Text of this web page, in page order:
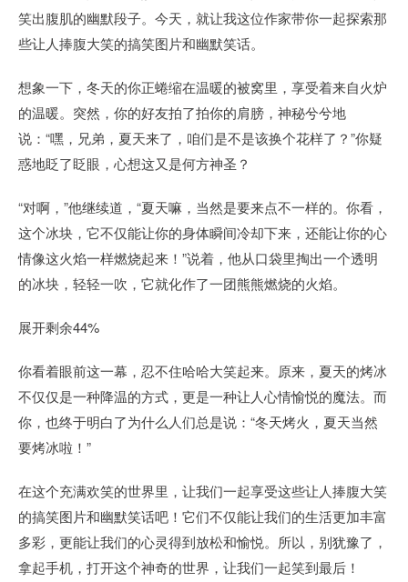
笑出腹肌的幽默段子。今天，就让我这位作家带你一起探索那
些让人捧腹大笑的搞笑图片和幽默笑话。
想象一下，冬天的你正蜷缩在温暖的被窝里，享受着来自火炉
的温暖。突然，你的好友拍了拍你的肩膀，神秘兮兮地
说：“嘿，兄弟，夏天来了，咱们是不是该换个花样了？”你疑
惑地眨了眨眼，心想这又是何方神圣？
“对啊，”他继续道，“夏天嘛，当然是要来点不一样的。你看，
这个冰块，它不仅能让你的身体瞬间冷却下来，还能让你的心
情像这火焰一样燃烧起来！”说着，他从口袋里掏出一个透明
的冰块，轻轻一吹，它就化作了一团熊熊燃烧的火焰。
展开剩余44%
你看着眼前这一幕，忍不住哈哈大笑起来。原来，夏天的烤冰
不仅仅是一种降温的方式，更是一种让人心情愉悦的魔法。而
你，也终于明白了为什么人们总是说：“冬天烤火，夏天当然
要烤冰啦！”
在这个充满欢笑的世界里，让我们一起享受这些让人捧腹大笑
的搞笑图片和幽默笑话吧！它们不仅能让我们的生活更加丰富
多彩，更能让我们的心灵得到放松和愉悦。所以，别犹豫了，
拿起手机，打开这个神奇的世界，让我们一起笑到最后！